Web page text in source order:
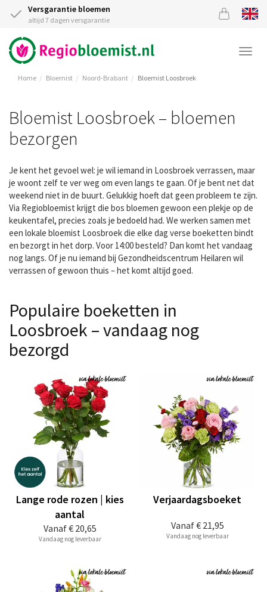
Versgarantie bloemen
altijd 7 dagen versgarantie
Home Bloemist Noord-Brabant Bloemist Loosbroek
Bloemist Loosbroek – bloemen
bezorgen
Je kent het gevoel wel: je wil iemand in Loosbroek verrassen, maar
je woont zelf te ver weg om even langs te gaan. Of je bent net dat
weekend niet in de buurt. Gelukkig hoeft dat geen probleem te zijn.
Via Regiobloemist krijgt die bos bloemen gewoon een plekje op de
keukentafel, precies zoals je bedoeld had. We werken samen met
een lokale bloemist Loosbroek die elke dag verse boeketten bindt
en bezorgt in het dorp. Voor 14:00 besteld? Dan komt het vandaag
nog langs. Of je nu iemand bij Gezondheidscentrum Heilaren wil
verrassen of gewoon thuis – het komt altijd goed.
Populaire boeketten in
Loosbroek – vandaag nog
bezorgd
Vanaf€ 20,65
Lange rode rozen | kies
aantal
Vandaag nog leverbaar
Vanaf€ 21,95
Verjaardagsboeket
Vandaag nog leverbaar